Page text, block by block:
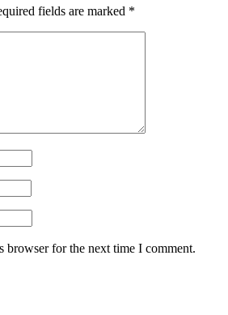
fields are marked *
browser for the next time I comment.